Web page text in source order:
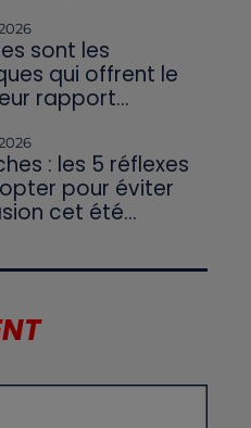
sont les
qui offrent le
rapport...
: les 5 réflexes
pour éviter
cet été...